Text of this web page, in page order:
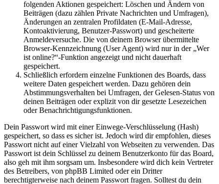
folgenden Aktionen gespeichert: Löschen und Ändern von
Beiträgen (dazu zählen Private Nachrichten und Umfragen),
Änderungen an zentralen Profildaten (E-Mail-Adresse,
Kontoaktivierung, Benutzer-Passwort) und gescheiterte
Anmeldeversuche. Die von deinem Browser übermittelte
Browser-Kennzeichnung (User Agent) wird nur in der „Wer
ist online?“-Funktion angezeigt und nicht dauerhaft
gespeichert.
Schließlich erfordern einzelne Funktionen des Boards, dass
weitere Daten gespeichert werden. Dazu gehören dein
Abstimmungsverhalten bei Umfragen, der Gelesen-Status von
deinen Beiträgen oder explizit von dir gesetzte Lesezeichen
oder Benachrichtigungsfunktionen.
Dein Passwort wird mit einer Einwege-Verschlüsselung (Hash)
gespeichert, so dass es sicher ist. Jedoch wird dir empfohlen, dieses
Passwort nicht auf einer Vielzahl von Webseiten zu verwenden. Das
Passwort ist dein Schlüssel zu deinem Benutzerkonto für das Board,
also geh mit ihm sorgsam um. Insbesondere wird dich kein Vertreter
des Betreibers, von phpBB Limited oder ein Dritter
berechtigterweise nach deinem Passwort fragen. Solltest du dein